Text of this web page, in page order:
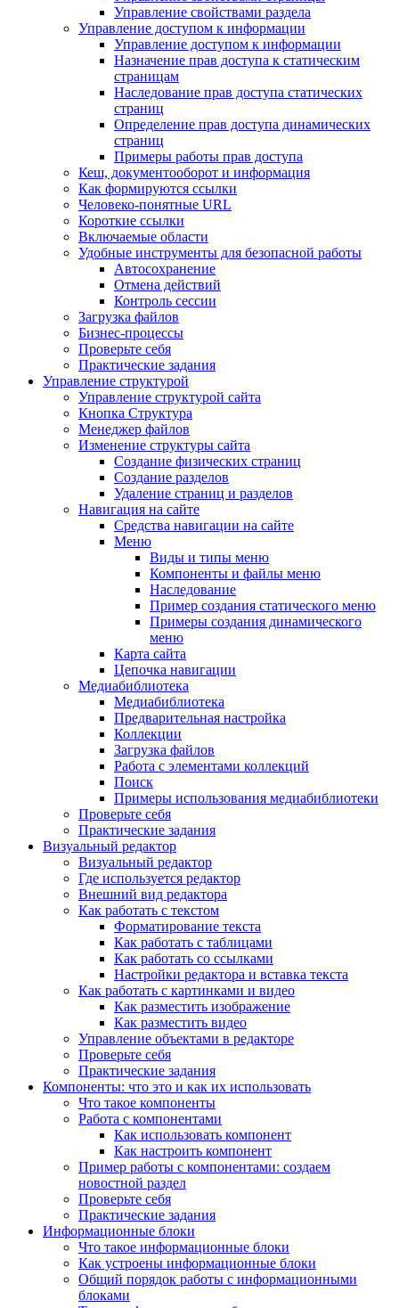
Управление свойствами раздела
Управление доступом к информации
Управление доступом к информации
Назначение прав доступа к статическим
страницам
Наследование прав доступа статических
страниц
Определение прав доступа динамических
страниц
Примеры работы прав доступа
Кеш, документооборот и информация
Как формируются ссылки
Человеко-понятные URL
Короткие ссылки
Включаемые области
Удобные инструменты для безопасной работы
Автосохранение
Отмена действий
Контроль сессии
Загрузка файлов
Бизнес-процессы
Проверьте себя
Практические задания
Управление структурой
Управление структурой сайта
Кнопка Структура
Менеджер файлов
Изменение структуры сайта
Создание физических страниц
Создание разделов
Удаление страниц и разделов
Навигация на сайте
Средства навигации на сайте
Меню
Виды и типы меню
Компоненты и файлы меню
Наследование
Пример создания статического меню
Примеры создания динамического
меню
Карта сайта
Цепочка навигации
Медиабиблиотека
Медиабиблиотека
Предварительная настройка
Коллекции
Загрузка файлов
Работа с элементами коллекций
Поиск
Примеры использования медиабиблиотеки
Проверьте себя
Практические задания
Визуальный редактор
Визуальный редактор
Где используется редактор
Внешний вид редактора
Как работать с текстом
Форматирование текста
Как работать с таблицами
Как работать со ссылками
Настройки редактора и вставка текста
Как работать с картинками и видео
Как разместить изображение
Как разместить видео
Управление объектами в редакторе
Проверьте себя
Практические задания
Компоненты: что это и как их использовать
Что такое компоненты
Работа с компонентами
Как использовать компонент
Как настроить компонент
Пример работы с компонентами: создаем
новостной раздел
Проверьте себя
Практические задания
Информационные блоки
Что такое информационные блоки
Как устроены информационные блоки
Общий порядок работы с информационными
блоками